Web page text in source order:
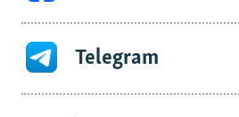
Telegram